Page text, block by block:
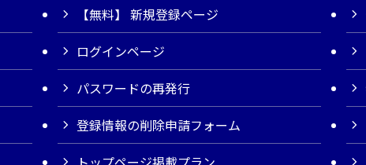
【無料】 新規登録ページ
ログインページ
パスワードの再発行
登録情報の削除申請フォーム